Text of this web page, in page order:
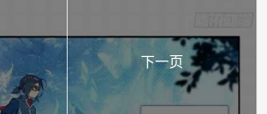
下一页